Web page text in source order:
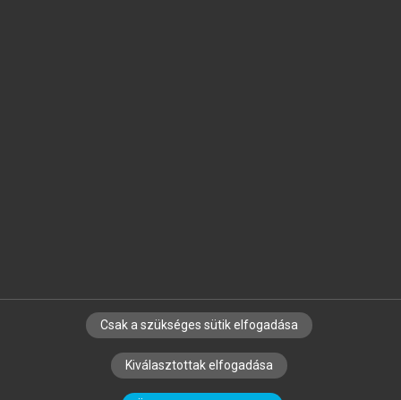
SZERZŐKNEK CÉGEKNEK KÖNYVTÁROSOKNAK
SZERKESZTÉSI ÉS LEKTORÁLÁSI ALAPELVEK
Csak a szükséges sütik elfogadása
Kiválasztottak elfogadása